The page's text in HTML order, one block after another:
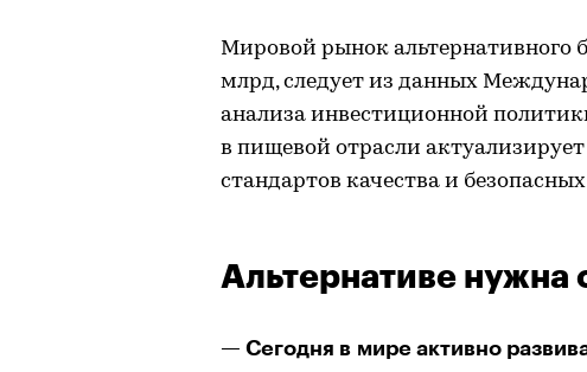
Мировой рынок альтернативного
млрд, следует из данных
анализа инвестиционной
в пищевой отрасли
стандартов качества и
Альтернативе нужна
— Сегодня в мире активно